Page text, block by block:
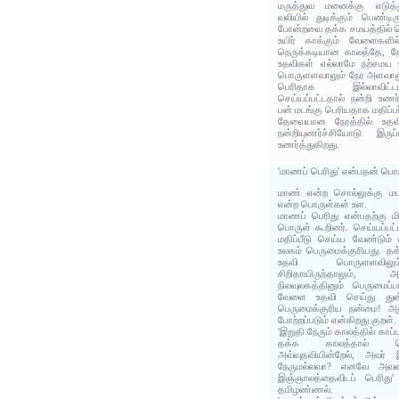
மருத்துவ மனைக்கு
வலியில் துடிக்கும்
போன்றவை தக்க சமயத்தில்
உயிர் காக்கும்
நெருக்கடியான காலத்தே,
உதவிகள் எல்லாமே நற்சமய
பொருளளவாலும் நேர
பெரிதாக
செய்யப்பட்டதால் நன்றி
பன் மடங்கு பெரியதாக
தேவையான நேரத்தில்
நன்றியுணர்ச்சியோடு
உணர்த்துகிறது.
'மாணப் பெரிது' என்பதன்
மாண் என்ற சொல்லுக்கு
என்ற பொருள்கள் உள.
மாணப் பெரிது என்பதற்கு
பொருள் கூறினர்.
மதிப்பீடு செய்ய வேண்டும்
உலகம் பெருமைக்குரியது.
உதவி
நிலவுலகத்தினும்
வேளை உதவி செய்து
பெருமைக்குரிய நன்மை!
போற்றப்படும் என்கிறது குறள்.
'இறுதி நேரும் காலத்தில்
தக்க காலத்தால்
அவ்வுதவியின்றேல்,
நேருமல்லவா? எனவே
இஞ்ஞாலத்தைவிடப்
தமிழண்ணல்.